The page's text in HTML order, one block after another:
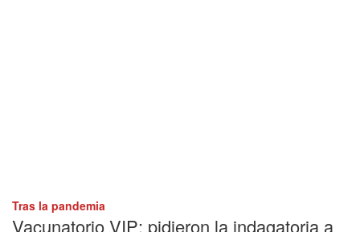
Tras la pandemia
Vacunatorio VIP: pidieron la indagatoria a